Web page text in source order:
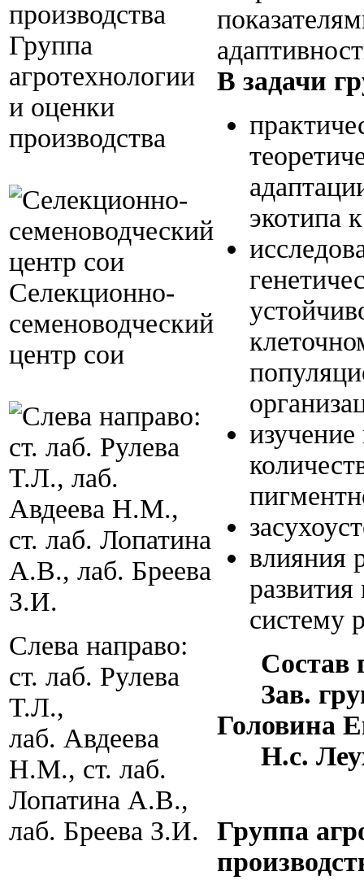
Группа
агротехнологии
и оценки
производства
Селекционно-
семеноводческий
центр сои
Слева направо:
ст. лаб. Рулева
Т.Л.,
лаб. Авдеева
Н.М., ст. лаб.
Лопатина А.В.,
лаб. Бреева З.И.
В задачи
экотипа
изучение
влияния
систему
Состав
Зав.
Головина
Н.с.
Группа